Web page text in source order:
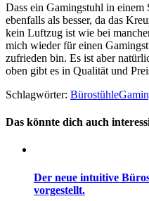
Dass ein Gamingstuhl in einem
ebenfalls als besser, da das
kein Luftzug ist wie bei
mich wieder für einen
zufrieden bin. Es ist aber
oben gibt es in Qualität und
Schlagwörter: Bürostühle
Das könnte dich auch
Der neue intuitive
vorgestellt.